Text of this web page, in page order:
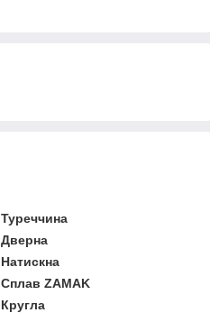
Туреччина
Дверна
Натискна
Сплав ZAMAK
Кругла